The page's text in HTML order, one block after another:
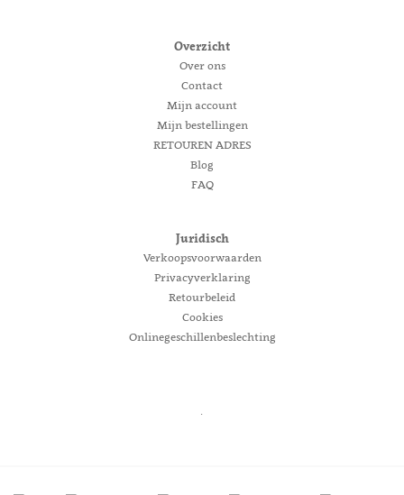
Overzicht
Over ons
Contact
Mijn account
Mijn bestellingen
RETOUREN ADRES
Blog
FAQ
Juridisch
Verkoopsvoorwaarden
Privacyverklaring
Retourbeleid
Cookies
Onlinegeschillenbeslechting